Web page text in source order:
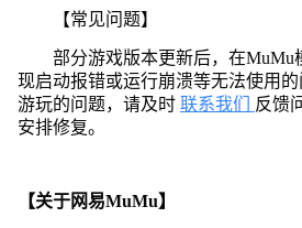
【常见问题】
部分游戏版本更新后，在MuMu
现启动报错或运行崩溃等无法使用
游玩的问题，请及时 联系我们
反馈
安排修复。
【关于网易MuMu】